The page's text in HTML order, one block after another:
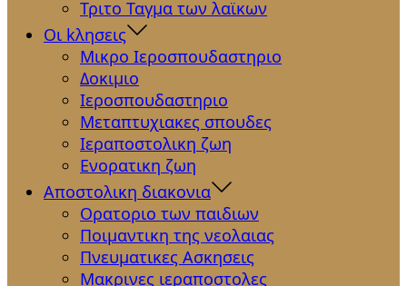
Τριτο Ταγμα των λαϊκων
Οι kλησεις
Μικρο Ιεροσπουδαστηριο
Δοκιμιο
Ιεροσπουδαστηριο
Μεταπτυχιακες σπουδες
Ιεραποστολικη ζωη
Ενορατικη ζωη
Αποστολικη διακονια
Ορατοριο των παιδιων
Ποιμαντικη της νεολαιας
Πνευματικες Ασκησεις
Μακρινες ιεραποστολες